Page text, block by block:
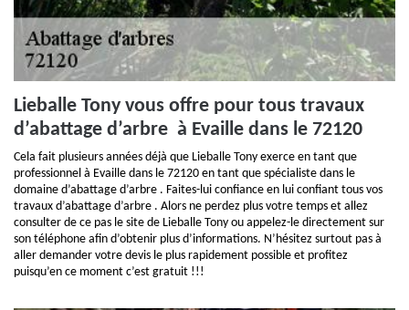
Lieballe Tony vous offre pour tous travaux
d’abattage d’arbre à Evaille dans le 72120
Cela fait plusieurs années déjà que Lieballe Tony exerce en tant que
professionnel à Evaille dans le 72120 en tant que spécialiste dans le
domaine d’abattage d’arbre . Faites-lui confiance en lui confiant tous vos
travaux d’abattage d’arbre . Alors ne perdez plus votre temps et allez
consulter de ce pas le site de Lieballe Tony ou appelez-le directement sur
son téléphone afin d’obtenir plus d’informations. N’hésitez surtout pas à
aller demander votre devis le plus rapidement possible et profitez
puisqu’en ce moment c’est gratuit !!!